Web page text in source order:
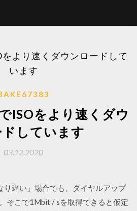
をより速くダウンロードして
います
ISOをより速くダウ
ドしています
03.12.2020
遅い」場合でも、ダイヤルアップ
そこで1Mbit / sを取得できると仮定